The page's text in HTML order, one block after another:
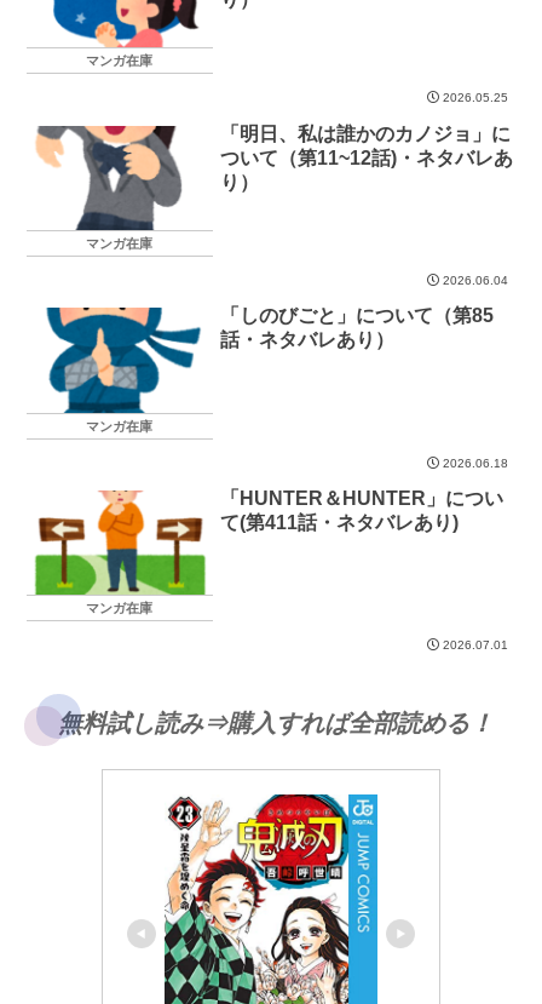
マンガ在庫
2026.05.25
マンガ在庫
「明日、私は誰かのカノジョ」に
ついて（第11~12話)・ネタバレあ
り）
2026.06.04
マンガ在庫
「しのびごと」について（第85
話・ネタバレあり）
2026.06.18
マンガ在庫
「HUNTER＆HUNTER」につい
て(第411話・ネタバレあり)
2026.07.01
無料試し読み⇒購入すれば全部読める！